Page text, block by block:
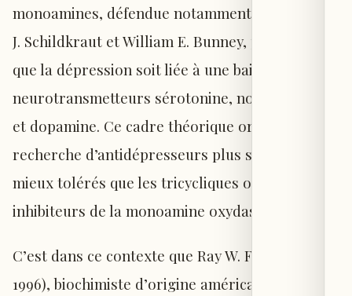
monoamines, défendue notamment par Joseph
J. Schildkraut et William E. Bunney, proposait
que la dépression soit liée à une baisse des
neurotransmetteurs sérotonine, noradrénaline
et dopamine. Ce cadre théorique orienta la
recherche d’antidépresseurs plus sélectifs et
mieux tolérés que les tricycliques ou les
inhibiteurs de la monoamine oxydase.
C’est dans ce contexte que Ray W. Fuller (1935–
1996), biochimiste d’origine américaine recruté